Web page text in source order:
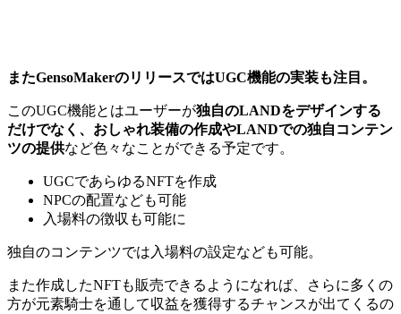
またGensoMakerのリリースではUGC機能の実装も注目。
このUGC機能とはユーザーが独自のLANDをデザインする
だけでなく、おしゃれ装備の作成やLANDでの独自コンテン
ツの提供など色々なことができる予定です。
UGCであらゆるNFTを作成
NPCの配置なども可能
入場料の徴収も可能に
独自のコンテンツでは入場料の設定なども可能。
また作成したNFTも販売できるようになれば、さらに多くの
方が元素騎士を通して収益を獲得するチャンスが出てくるの